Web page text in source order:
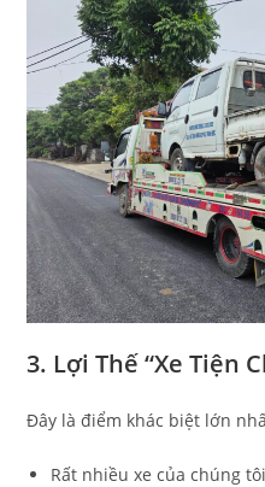
3. Lợi Thế “Xe Tiện
Đây là điểm khác biệt lớn
Rất nhiều xe của chúng